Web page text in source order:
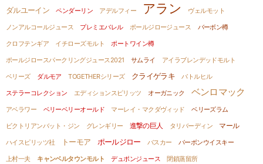
ダルユーイン ペンダーリン アデルフィー アラン
ヴェルモット
ノンアルコールジュース
プレミエバレル ポールジロージュース
バーボン樽
クロフテンギア
イチローズモルト
ポートワイン樽
ポールジロースパークリングジュース2021
サムライ
アイラブレンデッドモルト
ベリーズ
ダルモア TOGETHERシリーズ クライゲラキ
バトルヒル
ステラーコレクション
エディションスピリッツ オーガニック ベンロマック
アベラワー ベリーベリーオールド マーレイ・マクダヴィッド
ベリーズラム
ビクトリアンバット・ジン
グレンギリー 進撃の巨人 タリバーディン
マール
ハイスピリッツ社
トーモア ポールジロー バスカー
バーボンウイスキー
上村一夫
キャンベルタウンモルト デュポンジュース
閉鎖蒸留所